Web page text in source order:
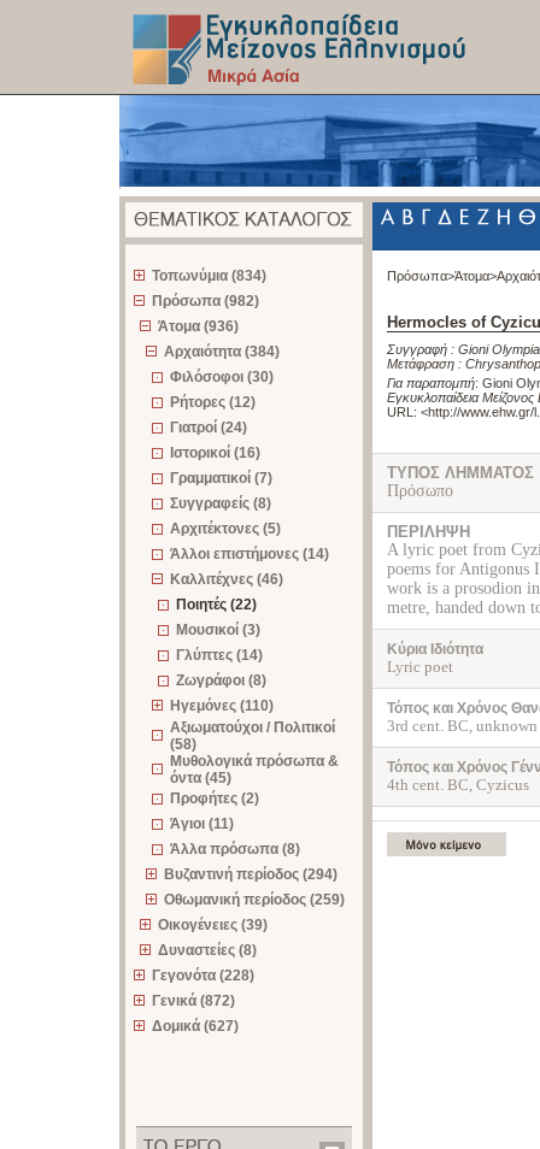
Τοπωνύμια (834)
Πρόσωπα (982)
Άτομα (936)
Αρχαιότητα (384)
Φιλόσοφοι (30)
Ρήτορες (12)
Γιατροί (24)
Ιστορικοί (16)
Γραμματικοί (7)
Συγγραφείς (8)
Αρχιτέκτονες (5)
Άλλοι επιστήμονες (14)
Καλλιτέχνες (46)
Ποιητές (22)
Μουσικοί (3)
Γλύπτες (14)
Ζωγράφοι (8)
Ηγεμόνες (110)
Αξιωματούχοι / Πολιτικοί
(58)
Μυθολογικά πρόσωπα &
όντα (45)
Προφήτες (2)
Άγιοι (11)
Άλλα πρόσωπα (8)
Βυζαντινή περίοδος (294)
Οθωμανική περίοδος (259)
Οικογένειες (39)
Δυναστείες (8)
Γεγονότα (228)
Γενικά (872)
Δομικά (627)
Πρόσωπα>Άτομα>
Hermocles of
Συγγραφή : Gioni Olympia
Μετάφραση :
Για παραπομπή: Gioni
Εγκυκλοπαίδεια
URL: <http://www.ehw.gr/
ΤΥΠΟΣ ΛΗΜΜΑΤΟΣ
Πρόσωπο
ΠΕΡΙΛΗΨΗ
A lyric poet from
poems for Antigonus
work is a prosodion
metre, handed down
Κύρια Ιδιότητα
Lyric poet
Τόπος και Χρόνος
3rd cent. BC, unknown
Τόπος και Χρόνος
4th cent. BC, Cyzicus